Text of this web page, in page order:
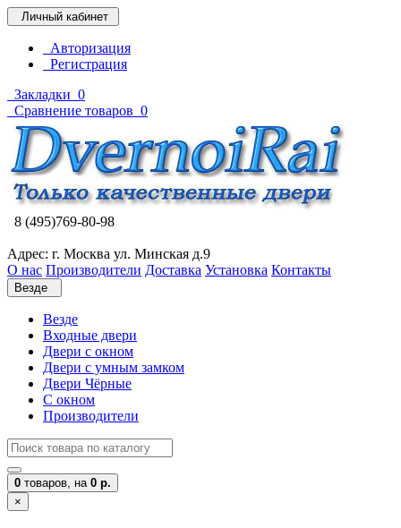
Личный кабинет
Авторизация
Регистрация
Закладки 0
Сравнение товаров 0
8 (495)769-80-98
Адрес: г. Москва ул. Минская д.9
О нас Производители Доставка Установка Контакты
Везде
Везде
Входные двери
Двери с окном
Двери с умным замком
Двери Чёрные
C окном
Производители
0 товаров, на 0 р.
×